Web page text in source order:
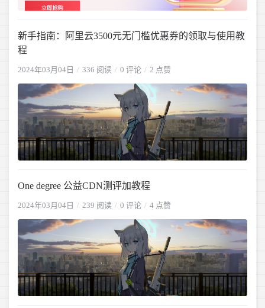
新手指南：阿里云3500元无门槛优惠券的领取与使用教
程
2024年03月04日 336 阅读 0 评论 2 点赞
One degree 公益CDN测评加教程
2024年03月04日 239 阅读 0 评论 4 点赞